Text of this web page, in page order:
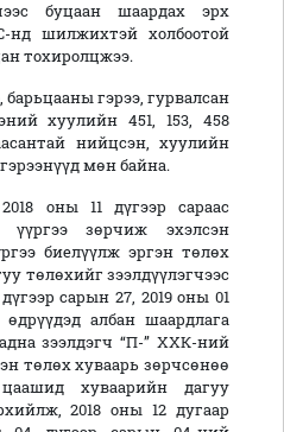
буцаан шаардах эрх
нд шилжихтэй холбоотой
тохиролцжээ.
барьцааны гэрээ, гурвалсан
хуулийн 451, 153, 458
нийцсэн, хуулийн
мөн байна.
оны 11 дүгээр сараас
үүргээ зөрчиж эхэлсэн
биелүүлж эргэн төлөх
төлөхийг зээлдүүлэгчээс
сарын 27, 2019 оны 01
албан шаардлага
зээлдэгч “П-” ХХК-ний
төлөх хуваарь зөрчсөнөө
хуваарийн дагуу
2018 оны 12 дугаар